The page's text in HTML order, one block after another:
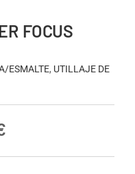
FOCUS
ESMALTE, UTILLAJE DE